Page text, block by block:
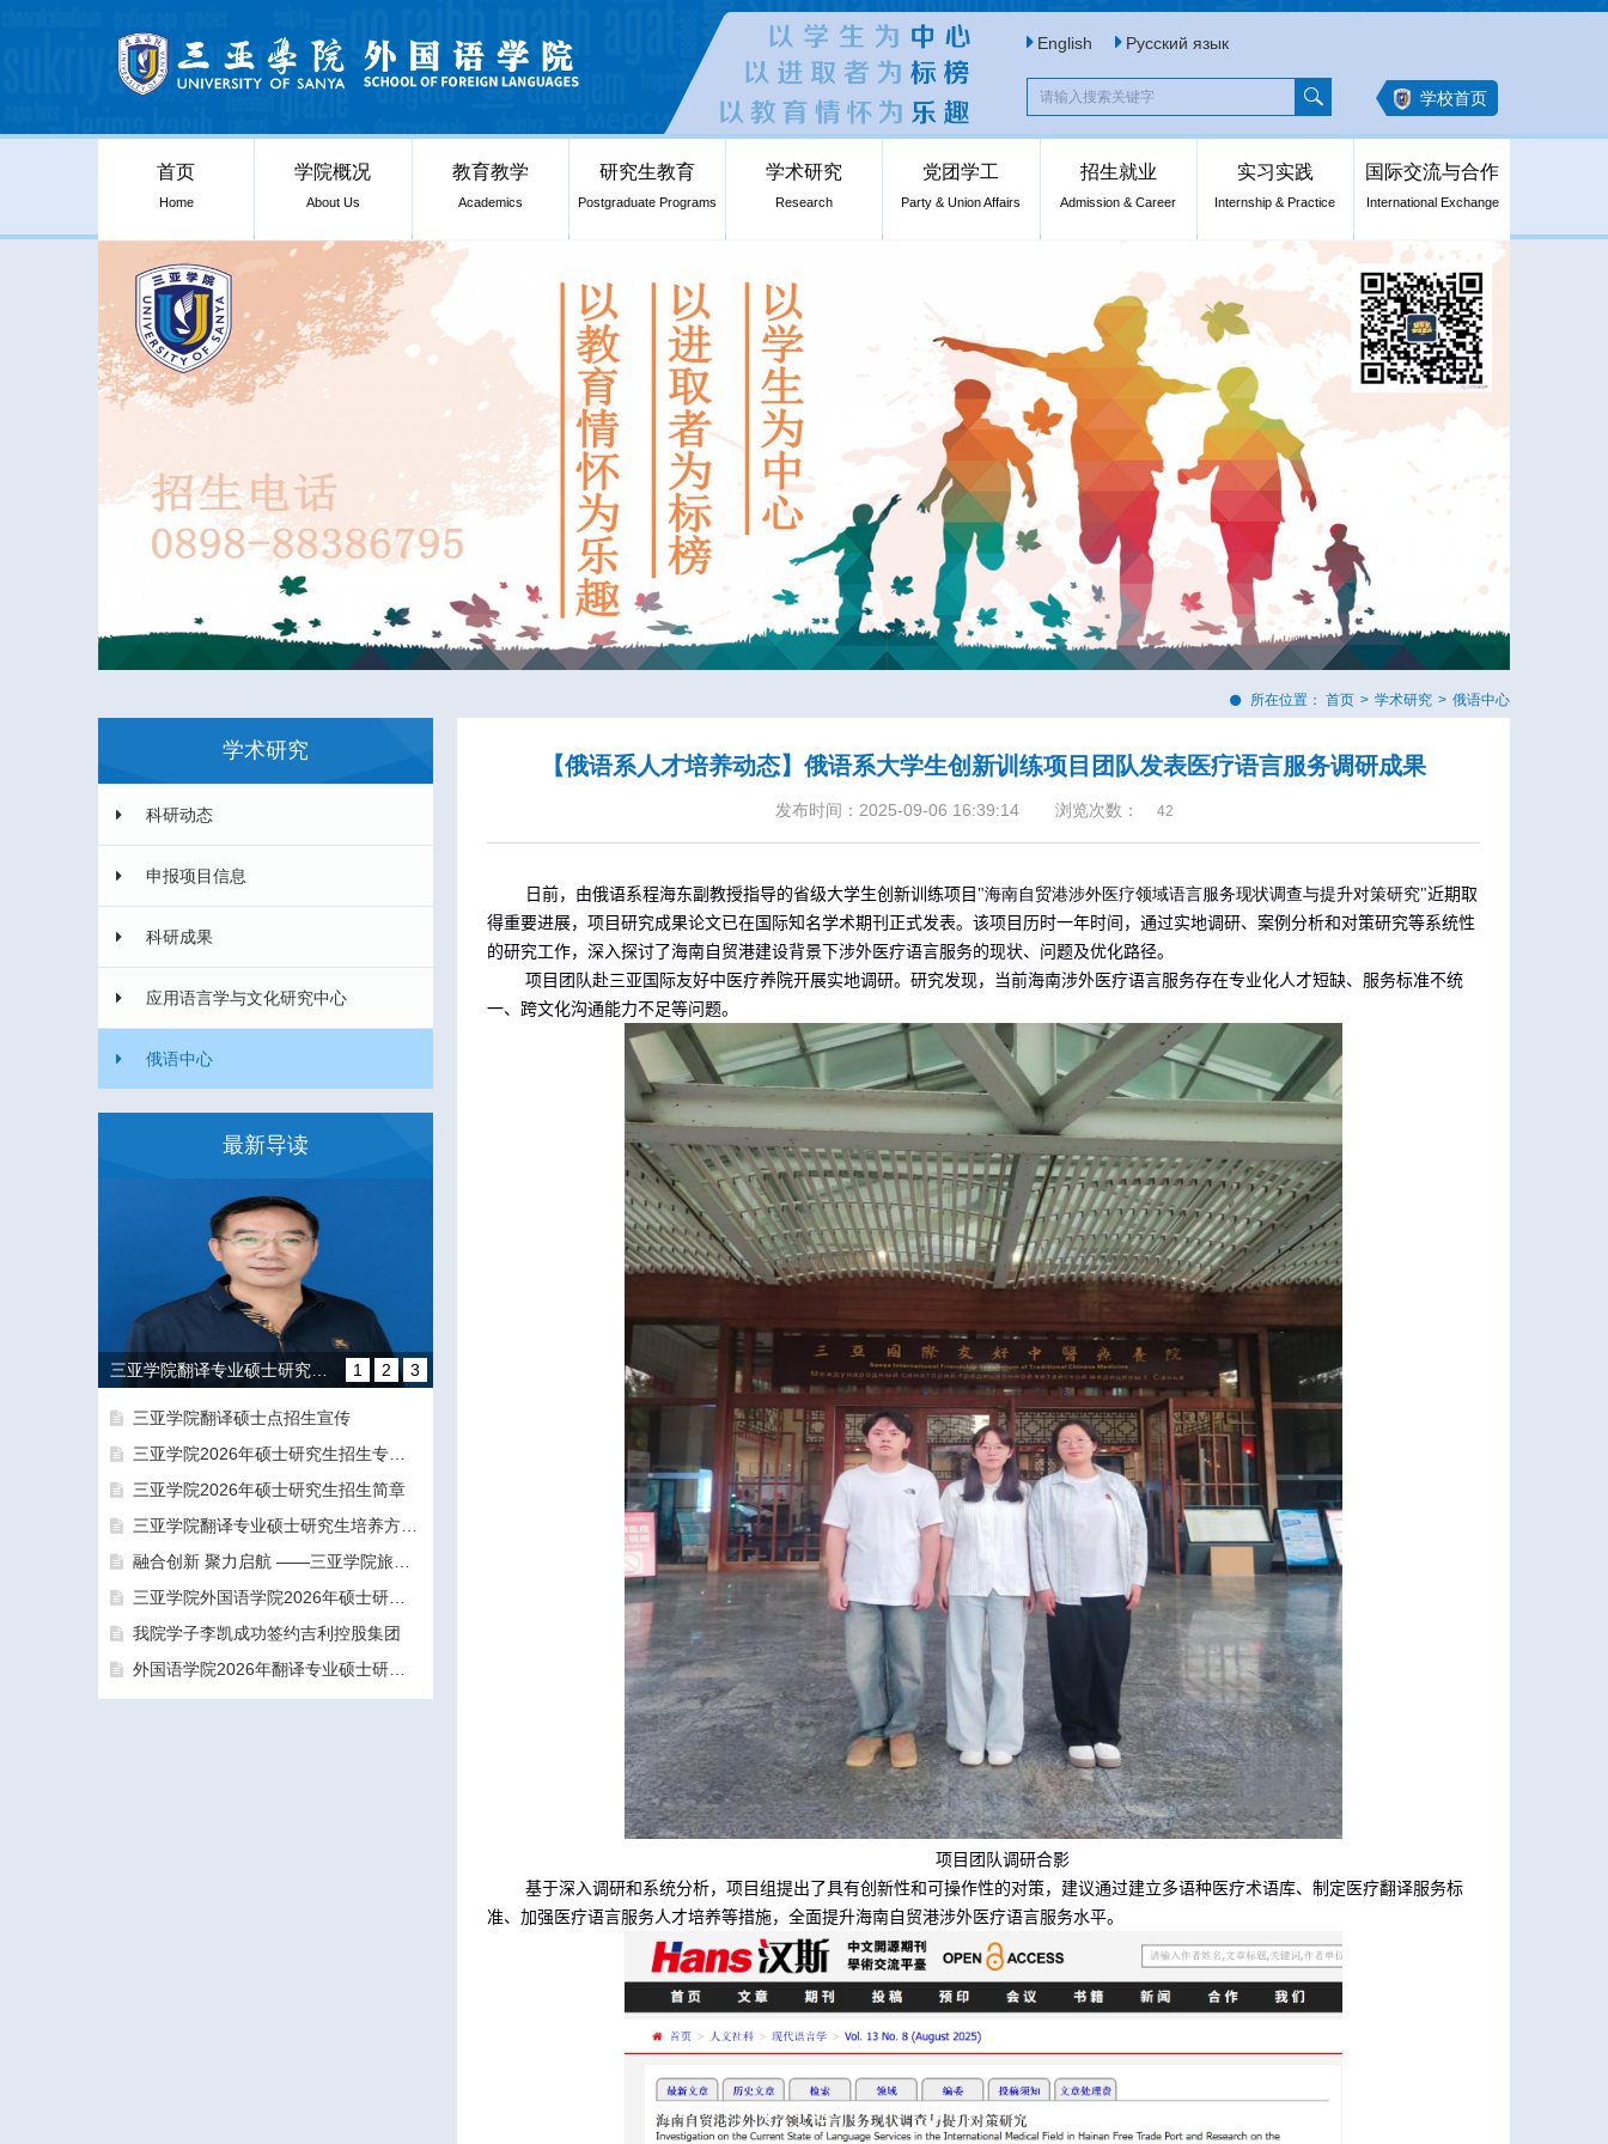
English Русский язык
学校首页
首页
Home
学院概况
About Us
教育教学
Academics
研究生教育
Postgraduate Programs
学术研究
Research
党团学工
Party & Union Affairs
招生就业
Admission & Career
实习实践
Internship & Practice
国际交流与合作
International Exchange
所在位置： 首页 > 学术研究 > 俄语中心
学术研究
科研动态
申报项目信息
科研成果
应用语言学与文化研究中心
俄语中心
最新导读
1 2 3
三亚学院翻译硕士点招生宣传
三亚学院2026年硕士研究生招生专业目录及参考书目
三亚学院2026年硕士研究生招生简章
三亚学院翻译专业硕士研究生培养方向和导师团队介绍
融合创新 聚力启航 ——三亚学院旅游与大健康学院正式揭牌成立
三亚学院外国语学院2026年硕士研究生拟录取名单公示公告（一志愿）
我院学子李凯成功签约吉利控股集团
外国语学院2026年翻译专业硕士研究生（MTI）一志愿考生面试工作圆满结束
【俄语系人才培养动态】俄语系大学生创新训练项目团队发表医疗语言服务调研成果
发布时间：2025-09-06 16:39:14 浏览次数： 42
日前， 由俄语系程海东副教授指导的省级大学生创新训练项目 "海南自贸港涉外医疗领域语言服务现状调查与提升对策研究"近期取
得重要进展，项目研究成果论文已在国 际知名学术期刊正式发表。该项目历时一年时间 ，通过实地调研、案例分析和对策研究等系统性
的研究工作，深入探讨了海南自贸港建设背景下涉外医疗语言服务的现状、问题及优化路径。
项目 团队赴三亚国际友好中医疗养院开展实地调研。研究发现，当前海南涉外医疗语言服务存在专业化人才短缺、服务标准不统
一、跨文化沟通能力不足等问题。
项目团队调研合影
基于深入调研和系统分析，项目组提出了具有创新性和可操作性的对策，建议通过建立多语种医疗术语库、制定医疗翻译服务标
准、 加强 医疗语言服务人才培养等措施，全面提升海南自贸港涉外医疗语言服务水平。